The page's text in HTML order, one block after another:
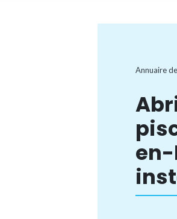
Annuaire
en-